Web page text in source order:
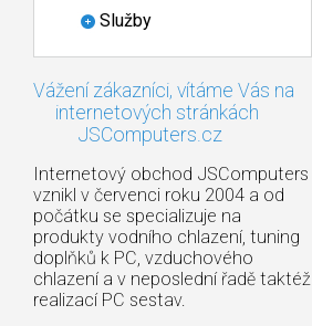
Služby
Vážení zákazníci, vítáme Vás na
internetových stránkách
JSComputers.cz
Internetový obchod JSComputers
vznikl v červenci roku 2004 a od
počátku se specializuje na
produkty vodního chlazení, tuning
doplňků k PC, vzduchového
chlazení a v neposlední řadě taktéž
realizací PC sestav.